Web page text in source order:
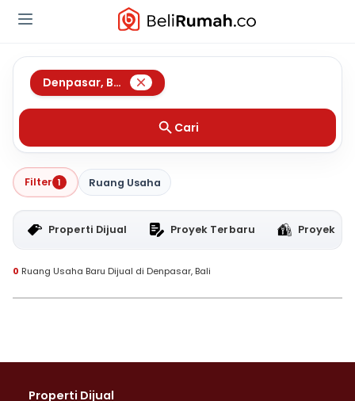
Denpasar, Bali
Cari
Filter 1 Ruang Usaha
Properti Dijual Proyek Terbaru Proyek
0 Ruang Usaha Baru Dijual di Denpasar, Bali
Properti Dijual